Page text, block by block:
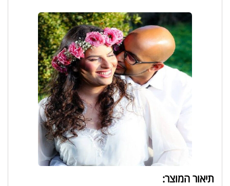
תיאור המוצר: